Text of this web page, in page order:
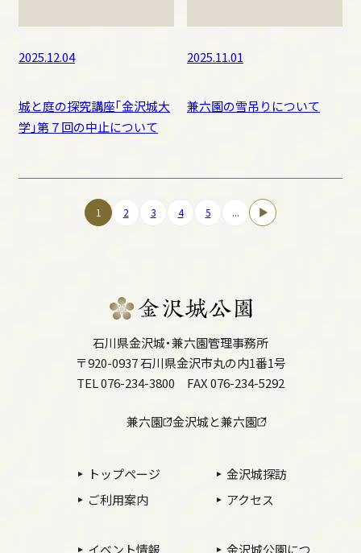
2025.12.04
城と庭の探究講座「金沢城大
学」第７回の中止について
2025.11.01
兼六園の雪吊りについて
1 2 3 4 5 ...
石川県金沢城・兼六園管理事務所
〒920-0937 石川県金沢市丸の内1番1号
TEL 076-234-3800 FAX 076-234-5292
兼六園 金沢城と兼六園
トップページ
ご利用案内
金沢城探訪
アクセス
イベント情報 金沢城公園につ